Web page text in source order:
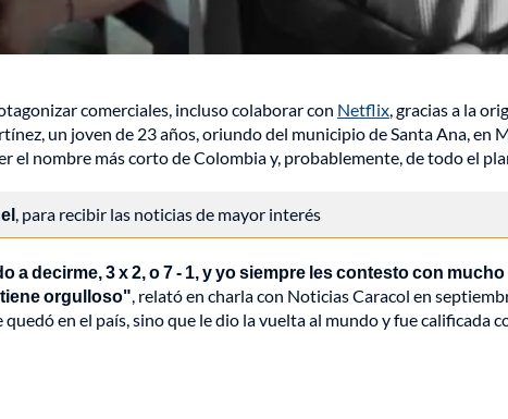
comerciales, incluso colaborar con Netflix, gracias a la
un joven de 23 años, oriundo del municipio de Santa Ana, en
el nombre más corto de Colombia y, probablemente, de todo el
, para recibir las noticias de mayor interés
a decirme, 3 x 2, o 7 - 1, y yo siempre les contesto con
orgulloso", relató en charla con Noticias Caracol en
en el país, sino que le dio la vuelta al mundo y fue calificada